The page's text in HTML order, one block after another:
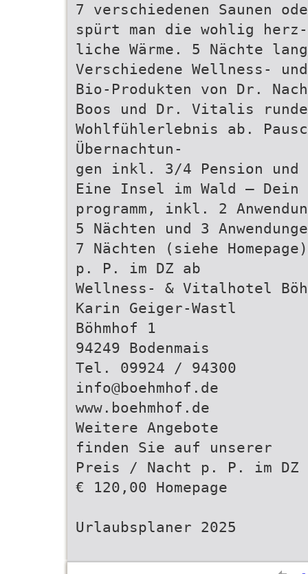
7 verschiedenen Saunen
spürt man die wohlig
liche Wärme. 5 Nächte
Verschiedene Wellness-
Bio-Produkten von Dr.
Boos und Dr. Vitalis
Wohlfühlerlebnis ab.
Übernachtun-
gen inkl. 3/4 Pension und
Eine Insel im Wald – Dein
programm, inkl. 2
5 Nächten und 3
7 Nächten (siehe Homepage)
p. P. im DZ ab
Wellness- & Vitalhotel
Karin Geiger-Wastl
Böhmhof 1
94249 Bodenmais
Tel. 09924 / 94300
info@boehmhof.de
www.boehmhof.de
Weitere Angebote
finden Sie auf unserer
Preis / Nacht p. P. im DZ
€ 120,00 Homepage
Urlaubsplaner 2025